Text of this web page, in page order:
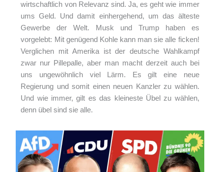
wirtschaftlich von Relevanz sind. Ja, es geht wie immer
ums Geld. Und damit einhergehend, um das älteste
Gewerbe der Welt. Musk und Trump haben es
vorgelebt: Mit genügend Kohle kann man sie alle ficken!
Verglichen mit Amerika ist der deutsche Wahlkampf
zwar nur Pillepalle, aber man macht derzeit auch bei
uns ungewöhnlich viel Lärm. Es gilt eine neue
Regierung und somit einen neuen Kanzler zu wählen.
Und wie immer, gilt es das kleineste Übel zu wählen,
denn übel sind sie alle.